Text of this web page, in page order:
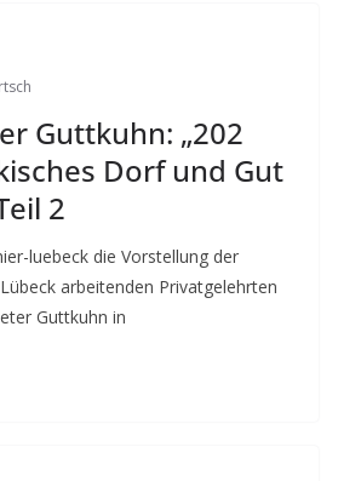
Guttkuhn: „202
Dorf und Gut
2
luebeck die Vorstellung der
arbeitenden Privatgelehrten
Guttkuhn in